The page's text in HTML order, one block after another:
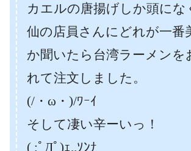
カエルの唐揚げしか頭にな
仙の店員さんにどれが一番
か聞いたら台湾ラーメンを
れて注文しました。
(/・ω・)/ﾜｰｲ
そして凄い辛ーいっ！
( ;ﾟДﾟ)ｪ..ｿﾝﾅ